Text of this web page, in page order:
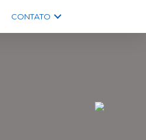
CONTATO